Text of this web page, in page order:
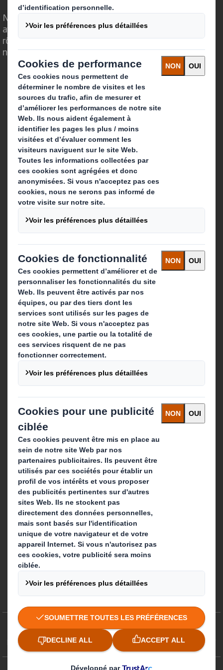
Nous faisons la différence parce que nous
avons su voir en quoi l'emballage avait un
rôle important à jouer dans le monde qui
nous entoure.
Qui sommes-nous ?
A propos
Investisseurs
Développement durable
Actualité
Carrière
Que faisons-nous ?
Solutions d'emballage
Produits de papier
Services de recyclage
Contact
Nos implantations
Contactez-nous
Suivez-nous
Préférences de cookies Egalité professionnelle
Plan du site
Politique des cookies
Politiques de confidentialité CGA/ CGV